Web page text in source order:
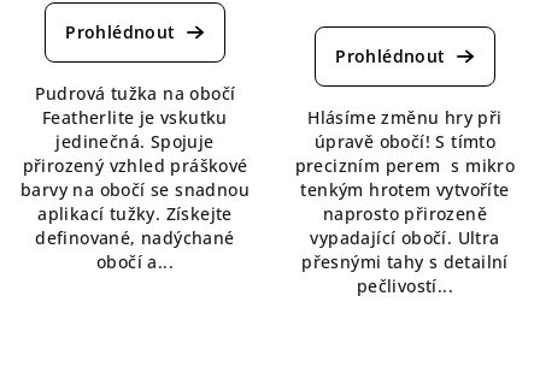
produktu
z
5
hvězdiček.
Pudrová tužka na obočí
Featherlite je vskutku
jedinečná. Spojuje
přirozený vzhled práškové
barvy na obočí se snadnou
aplikací tužky. Získejte
definované, nadýchané
obočí a...
hodnocení
produktu
z
5
hvězdiček.
Hlásíme změnu hry při
úpravě obočí! S tímto
precizním perem s mikro
tenkým hrotem vytvoříte
naprosto přirozeně
vypadající obočí. Ultra
přesnými tahy s detailní
pečlivostí...